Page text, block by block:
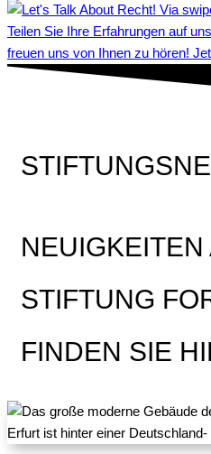
Teilen Sie Ihre Erfahrungen auf
freuen uns von Ihnen zu hören!
NEUIGKEITEN
STIFTUNG
FINDEN SIE